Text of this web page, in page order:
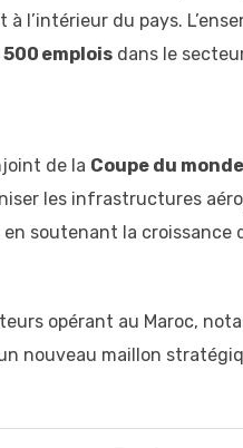
l’intérieur du pays.
500 emplois dans le
de la Coupe du
les infrastructures
soutenant la
opérant au Maroc,
nouveau maillon